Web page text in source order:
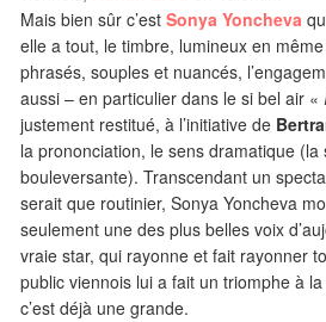
Mais bien sûr c’est Sonya Yoncheva
elle a tout, le timbre, lumineux en
phrasés, souples et nuancés,
aussi – en particulier dans le si bel air «
justement restitué, à l’initiative de
la prononciation, le sens dramatique (la
bouleversante). Transcendant un
serait que routinier, Sonya Yoncheva
seulement une des plus belles voix
vraie star, qui rayonne et fait rayonner
public viennois lui a fait un triomphe à
c’est déjà une grande.